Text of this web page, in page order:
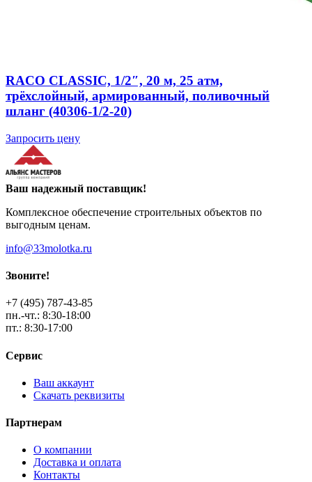
RACO CLASSIC, 1/2″, 20 м, 25 атм,
трёхслойный, армированный, поливочный
шланг (40306-1/2-20)
Запросить цену
Ваш надежный поставщик!
Комплексное обеспечение строительных объектов по
выгодным ценам.
info@33molotka.ru
Звоните!
+7 (495) 787-43-85
пн.-чт.: 8:30-18:00
пт.: 8:30-17:00
Сервис
Ваш аккаунт
Скачать реквизиты
Партнерам
О компании
Доставка и оплата
Контакты